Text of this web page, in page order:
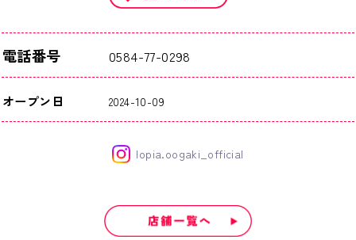
電話番号 0584-77-0298
オープン日 2024-10-09
lopia.oogaki_official